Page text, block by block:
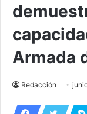
Armada
Redacción